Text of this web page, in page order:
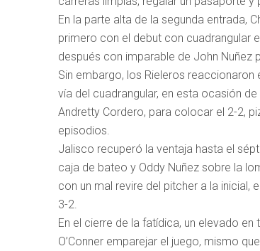
En la parte alta de la segunda entrada,
primero con el debut con cuadrangular
después con imparable de John Nuñez
Sin embargo, los Rieleros reaccionaron
vía del cuadrangular, en esta ocasión
Andretty Cordero, para colocar el 2-2,
episodios.
Jalisco recuperó la ventaja hasta el
caja de bateo y Oddy Nuñez sobre la
con un mal revire del pitcher a la
3-2.
En el cierre de la fatídica, un elevado
O’Conner emparejar el juego, mismo